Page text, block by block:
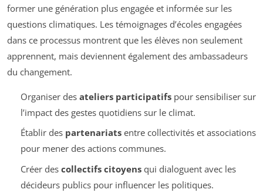
former une génération plus engagée et informée sur les
questions climatiques. Les témoignages d’écoles engagées
dans ce processus montrent que les élèves non seulement
apprennent, mais deviennent également des ambassadeurs
du changement.
Organiser des ateliers participatifspour sensibiliser sur
l’impact des gestes quotidiens sur le climat.
Établir des partenariatsentre collectivités et associations
pour mener des actions communes.
Créer des collectifs citoyensqui dialoguent avec les
décideurs publics pour influencer les politiques.